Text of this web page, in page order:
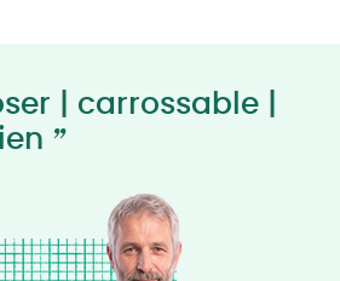
| carrossable |
”